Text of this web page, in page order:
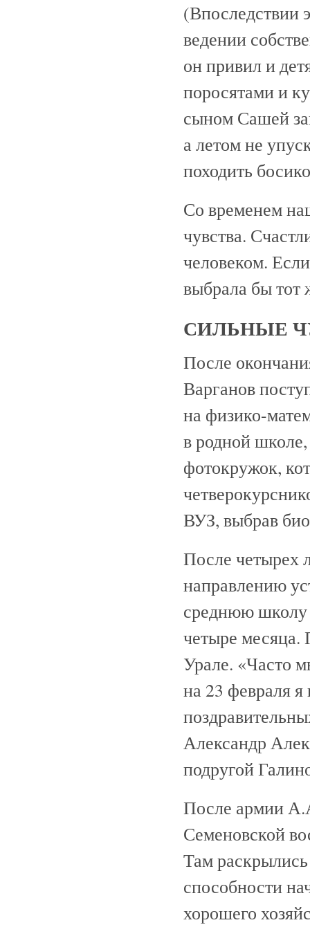
(Впоследствии
ведении
он привил и
поросятами и
сыном Сашей
а летом не
походить
Со временем
чувства.
человеком.
выбрала бы тот
СИЛЬНЫЕ
После
Варганов
на физико-
в родной
фотокружок,
ВУЗ, выбрав
После четырех
направлению
среднюю школу
четыре
Урале. «Часто
на 23 февраля
Александр
подругой
После армии
Семеновской
Там раскрылись
способности
хорошего